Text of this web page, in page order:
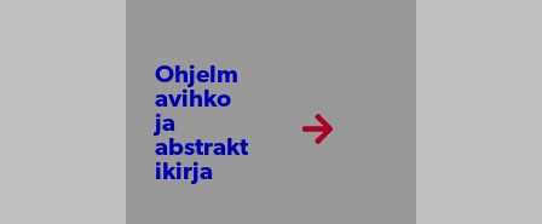
Ohjelm
avihko
ja
abstrakt
ikirja